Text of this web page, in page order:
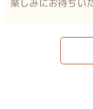
楽しみにお待ちい